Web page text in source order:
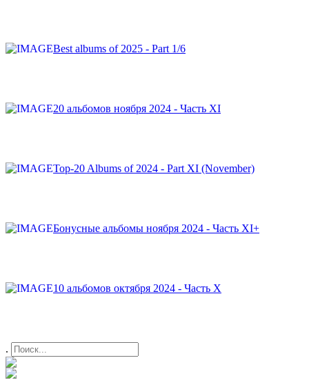
Best albums of 2025 - Part 1/6
20 альбомов ноября 2024 - Часть XI
Top-20 Albums of 2024 - Part XI (November)
Бонусные альбомы ноября 2024 - Часть XI+
10 альбомов октября 2024 - Часть X
.